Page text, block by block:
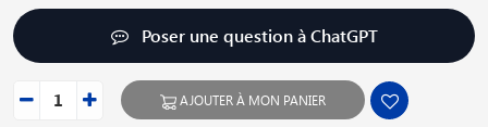
Poser une question à ChatGPT
AJOUTER À MON PANIER